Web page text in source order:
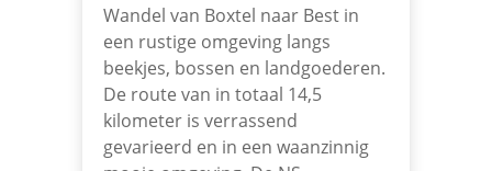
Wandel van Boxtel naar Best in
een rustige omgeving langs
beekjes, bossen en landgoederen.
De route van in totaal 14,5
kilometer is verrassend
gevarieerd en in een waanzinnig